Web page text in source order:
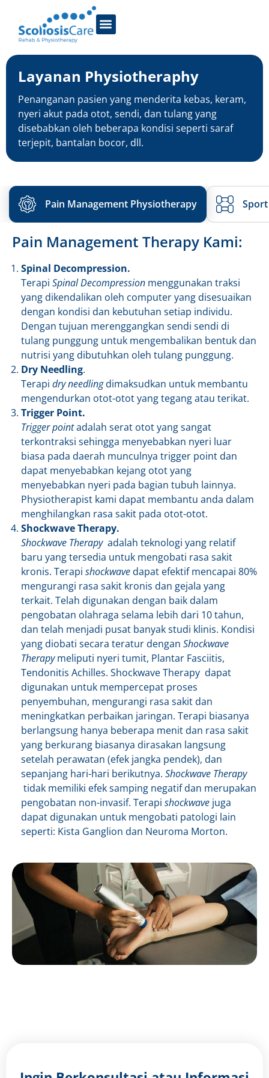
Layanan Physiotheraphy
Penanganan pasien yang menderita kebas, keram,
nyeri akut pada otot, sendi, dan tulang yang
disebabkan oleh beberapa kondisi seperti saraf
terjepit, bantalan bocor, dll.
Pain Management Physiotherapy
Pain Management Therapy Kami:
Spinal Decompression.
Terapi Spinal Decompression menggunakan traksi
yang dikendalikan oleh computer yang disesuaikan
dengan kondisi dan kebutuhan setiap individu.
Dengan tujuan merenggangkan sendi sendi di
tulang punggung untuk mengembalikan bentuk dan
nutrisi yang dibutuhkan oleh tulang punggung.
Dry Needling.
Terapi dry needlingdimaksudkan untuk membantu
mengendurkan otot-otot yang tegang atau terikat.
Trigger Point.
Trigger pointadalah serat otot yang sangat
terkontraksi sehingga menyebabkan nyeri luar
biasa pada daerah munculnya trigger point dan
dapat menyebabkan kejang otot yang
menyebabkan nyeri pada bagian tubuh lainnya.
Physiotherapist kami dapat membantu anda dalam
menghilangkan rasa sakit pada otot-otot.
Shockwave Therapy.
Shockwave Therapyadalah teknologi yang relatif
baru yang tersedia untuk mengobati rasa sakit
kronis. Terapi shockwavedapat efektif mencapai 80%
mengurangi rasa sakit kronis dan gejala yang
terkait. Telah digunakan dengan baik dalam
pengobatan olahraga selama lebih dari 10 tahun,
dan telah menjadi pusat banyak studi klinis. Kondisi
yang diobati secara teratur dengan Shockwave
Therapymeliputi nyeri tumit, Plantar Fasciitis,
Tendonitis Achilles. Shockwave Therapy dapat
digunakan untuk mempercepat proses
penyembuhan, mengurangi rasa sakit dan
meningkatkan perbaikan jaringan. Terapi biasanya
berlangsung hanya beberapa menit dan rasa sakit
yang berkurang biasanya dirasakan langsung
setelah perawatan (efek jangka pendek), dan
sepanjang hari-hari berikutnya. Shockwave Therapy
tidak memiliki efek samping negatif dan merupakan
pengobatan non-invasif. Terapi shockwave juga
dapat digunakan untuk mengobati patologi lain
seperti: Kista Ganglion dan Neuroma Morton.